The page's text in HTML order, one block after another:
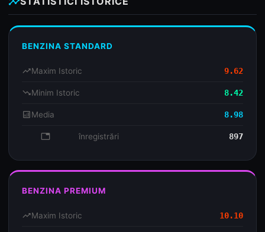
BENZINA STANDARD
trending_upMaxim Istoric 9.62
trending_downMinim Istoric 8.42
analyticsMedia 8.98
database înregistrări 897
BENZINA PREMIUM
trending_upMaxim Istoric 10.10